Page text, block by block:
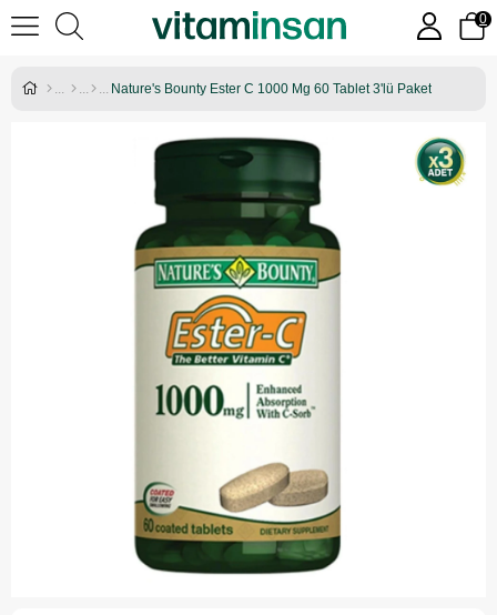
0
Nature's Bounty Ester C 1000 Mg 60 Tablet 3'lü Paket